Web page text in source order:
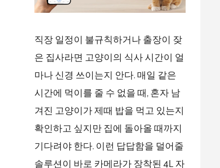
직장 일정이 불규칙하거나 출장이 잦
은 집사라면 고양이의 식사 시간이 얼
마나 신경 쓰이는지 안다. 매일 같은
시간에 먹이를 줄 수 없을 때, 혼자 남
겨진 고양이가 제때 밥을 먹고 있는지
확인하고 싶지만 집에 돌아올 때까지
기다려야 한다. 이런 답답함을 덜어줄
솔루션이 바로 카메라가 장착된 4L 자